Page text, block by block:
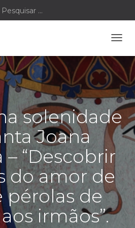
P
q
u
i
a
p
o
Pesquisar …
L
T
E
R
N
A
R
A
Ç
O
solenidade
Joana
– “Descobrir
do amor de
pérolas de
irmãos”.